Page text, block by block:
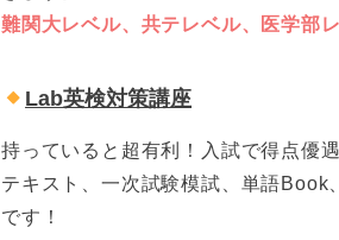
難関大レベル、共テレベル、医学部
Lab英検対策講座
持っていると超有利！入試で得点優遇
テキスト、一次試験模試、単語Book
です！